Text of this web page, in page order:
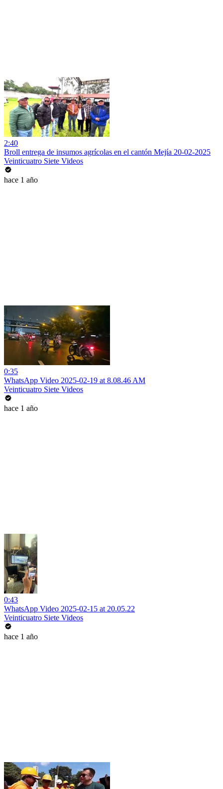
2:40
Broll entrega de insumos agrícolas en el cantón Mejía 20-02-2025
Veinticuatro Siete Videos
hace 1 año
0:35
WhatsApp Video 2025-02-19 at 8.08.46 AM
Veinticuatro Siete Videos
hace 1 año
0:43
WhatsApp Video 2025-02-15 at 20.05.22
Veinticuatro Siete Videos
hace 1 año